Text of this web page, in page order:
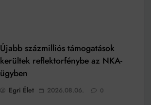
Újabb százmilliós támogatások
kerültek reflektorfénybe az NKA-
ügyben
Egri Élet 2026.08.06. 0